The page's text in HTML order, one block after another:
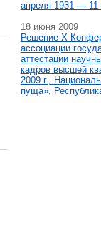
апреля 1931 — 11
18 июня 2009
Решение X
ассоциации
аттестации
кадров высшей
2009 г.,
пуща»,